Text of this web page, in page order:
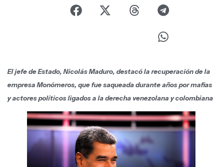
El jefe de Estado, Nicolás Maduro, destacó la recuperación de la
empresa Monómeros, que fue saqueada durante años por mafias
y actores políticos ligados a la derecha venezolana y colombiana